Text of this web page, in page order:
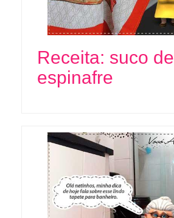
Receita: suco de
espinafre